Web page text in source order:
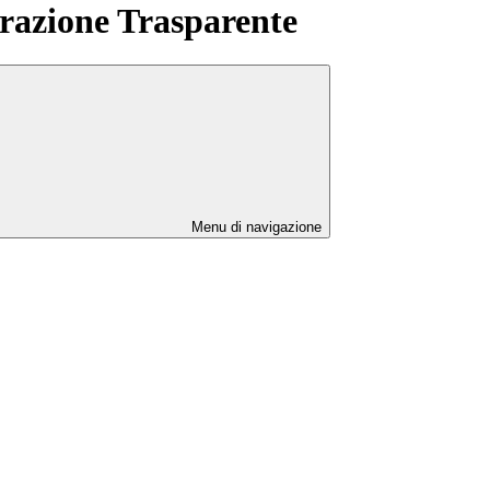
Trasparente
Menu di navigazione